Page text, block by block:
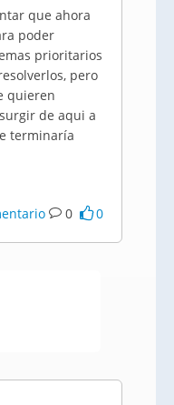
que ahora
poder
prioritarios
pero
quieren
de aqui a
terminaría
0 0